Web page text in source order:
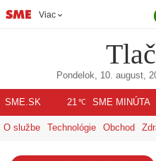
Viac
Pondelok, 10. august,
SME.SK 21℃ SME MINÚTA
O službe Technológie Obchod